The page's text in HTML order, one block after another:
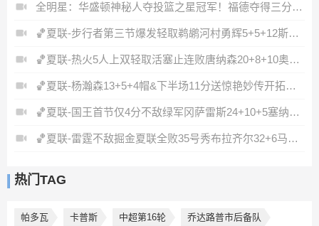
全明星：华盛顿神秘人夺投篮之星冠军！福德夺得三分大赛冠军！
🏀夏联-步行者第三节爆发轻取鹈鹕河村勇辉5+5+12斯劳森22分
🏀夏联-热火5人上双轻取活塞止连败唐纳森20+8+10奥科里27分
🏀夏联-杨瀚森13+5+4帽&下半场11分送惊艳妙传开拓者力克掘金
🏀夏联-国王首节仅4分不敌绿军冈萨雷斯24+10+5塞纳克10+12
🏀夏联-雷霆不敌掘金夏联全败35号秀布拉齐尔32+6马拉14+7+6
热门TAG
帕多瓦 卡普斯 中超第16轮 乔达路普市后备队